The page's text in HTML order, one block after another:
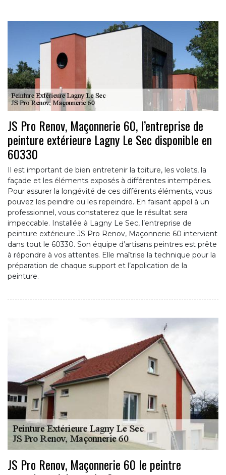
JS Pro Renov, Maçonnerie 60, l’entreprise de
peinture extérieure Lagny Le Sec disponible en
60330
Il est important de bien entretenir la toiture, les volets, la
façade et les éléments exposés à différentes intempéries.
Pour assurer la longévité de ces différents éléments, vous
pouvez les peindre ou les repeindre. En faisant appel à un
professionnel, vous constaterez que le résultat sera
impeccable. Installée à Lagny Le Sec, l’entreprise de
peinture extérieure JS Pro Renov, Maçonnerie 60 intervient
dans tout le 60330. Son équipe d’artisans peintres est prête
à répondre à vos attentes. Elle maîtrise la technique pour la
préparation de chaque support et l’application de la
peinture.
JS Pro Renov, Maçonnerie 60 le peintre